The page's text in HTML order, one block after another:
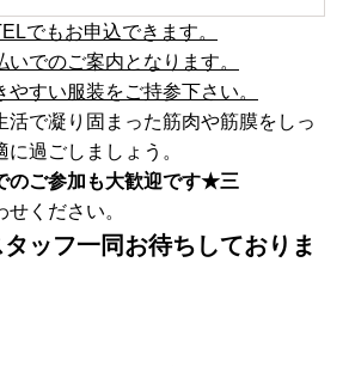
でもお申込できます。
でのご案内となります。
すい服装をご持参下さい。
活で凝り固まった筋肉や筋膜をしっ
過ごしましょう。
のご参加も大歓迎です★三
ください。
ッフ一同お待ちしておりま